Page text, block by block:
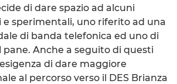
di dare spazio ad alcuni
sperimentali, uno riferito ad una
di banda telefonica ed uno di
pane. Anche a seguito di questi
di dare maggiore
al percorso verso il DES Brianza